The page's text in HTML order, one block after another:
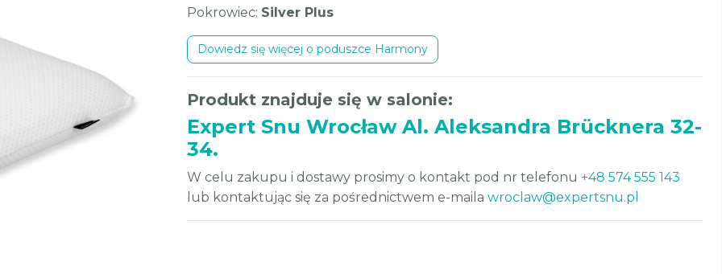
Pokrowiec: Silver Plus
Dowiedz się więcej o poduszce Harmony
Produkt znajduje się w salonie:
Expert Snu Wrocław Al. Aleksandra Brücknera 32-
34.
W celu zakupu i dostawy prosimy o kontakt pod nr telefonu +48 574 555 143
lub kontaktując się za pośrednictwem e-maila wroclaw@expertsnu.pl